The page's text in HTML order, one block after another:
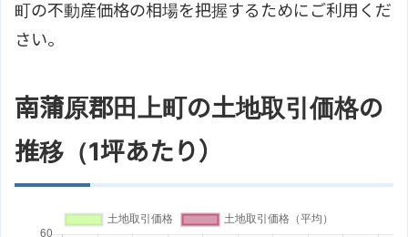
町の不動産価格の相場を把握するためにご利用くだ
さい。
南蒲原郡田上町の土地取引価格の
推移（1坪あたり）